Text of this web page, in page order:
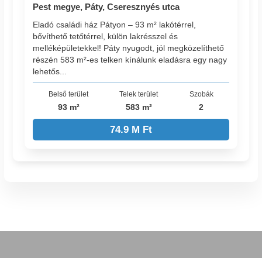
Pest megye, Páty, Cseresznyés utca
Eladó családi ház Pátyon – 93 m² lakótérrel,
bővíthető tetőtérrel, külön lakrésszel és
melléképületekkel! Páty nyugodt, jól megközelíthető
részén 583 m²-es telken kínálunk eladásra egy nagy
lehetős...
Belső terület
93 m²
Telek terület
583 m²
Szobák
2
74.9 M Ft